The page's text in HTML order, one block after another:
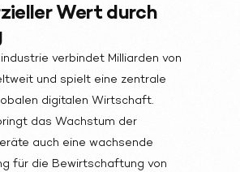
Wert durch
verbindet Milliarden von
und spielt eine zentrale
digitalen Wirtschaft.
das Wachstum der
auch eine wachsende
für die Bewirtschaftung von